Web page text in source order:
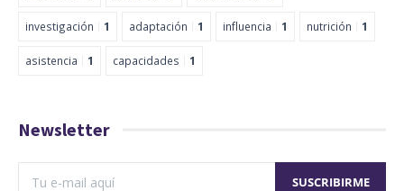
investigación 1 adaptación 1 influencia 1 nutrición 1
asistencia 1 capacidades 1
Newsletter